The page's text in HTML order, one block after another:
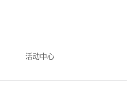
活动中心